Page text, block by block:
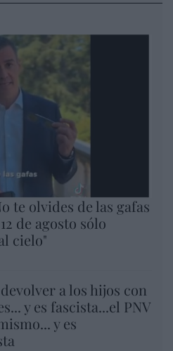
te olvides de las gafas
de agosto sólo
cielo"
a los hijos con
y es fascista...el PNV
y es